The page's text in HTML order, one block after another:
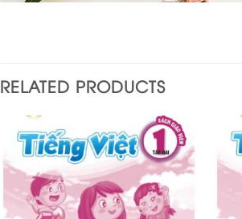
RELATED PRODUCTS